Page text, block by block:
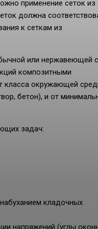
применение сеток из
должна
к сеткам из
или нержавеющей
композитными
класса окружающей
бетон), и от
задач:
кладочных
напряжений (углы